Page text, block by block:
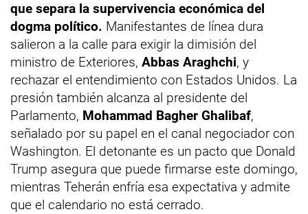
que separa la supervivencia económica del
dogma político. Manifestantes de línea dura
salieron a la calle para exigir la dimisión del
ministro de Exteriores, Abbas Araghchi, y
rechazar el entendimiento con Estados Unidos. La
presión también alcanza al presidente del
Parlamento, Mohammad Bagher Ghalibaf,
señalado por su papel en el canal negociador con
Washington. El detonante es un pacto que Donald
Trump asegura que puede firmarse este domingo,
mientras Teherán enfría esa expectativa y admite
que el calendario no está cerrado.